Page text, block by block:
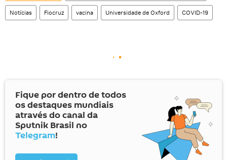
Notícias Fiocruz vacina Universidade de Oxford COVID-19
Fique por dentro de todos
os destaques mundiais
através do canal da
Sputnik Brasil no
Telegram!